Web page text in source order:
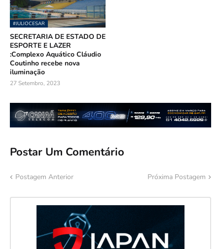
#JULIOCESAR
SECRETARIA DE ESTADO DE
ESPORTE E LAZER
:Complexo Aquático Cláudio
Coutinho recebe nova
iluminação
27 Setembro, 2023
Postar Um Comentário
Postagem Anterior Próxima Postagem